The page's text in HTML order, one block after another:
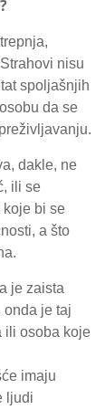
nisu
spoljašnjih
da se
dakle, ne
ili se
koje bi se
a što
je zaista
onda je taj
ili osoba koje
imaju
ljudi